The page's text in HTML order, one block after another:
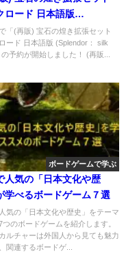
ロード 日本語版
： silk road)」の概略
購入可能なショップ紹
「(再販) 宝石の煌き拡張セット
ード 日本語版 (Splendor： silk
予約が開始しました！ (再販...
ボードゲームで学ぶ
人気の「日本文化や歴
学べるボードゲーム７選
気の「日本文化や歴史」をテーマ
つのボードゲームを紹介します。
ルチャーは外国人から見ても魅力
関連するボードゲ...